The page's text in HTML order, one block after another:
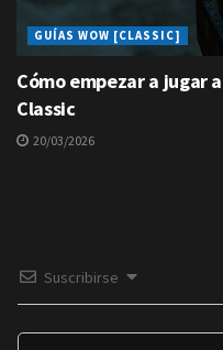
GUÍAS WOW [CLASSIC]
Cómo empezar a jugar
Classic
20/03/2026
Suscribirse